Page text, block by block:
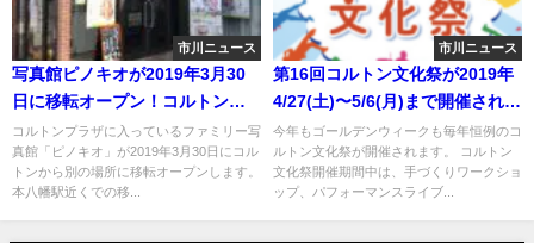
市川ニュース
写真館ピノキオが2019年3月30
日に移転オープン！コルトンか
らの移転です！
コルトンプラザに入っているファミリー写
真館「ピノキオ」が2019年3月30日にコル
トンから別の場所に移転オープンします。
本八幡駅近くでの移...
市川ニュース
第16回コルトン文化祭が2019年
4/27(土)〜5/6(月)まで開催されま
す！
今年もゴールデンウィークも毎年恒例のコ
ルトン文化祭が開催されます。 コルトン
文化祭開催期間中は、手づくりワークショ
ップ、パフォーマンスライブ...